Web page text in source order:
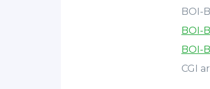
BOI-
BOI-
BOI-
CGI